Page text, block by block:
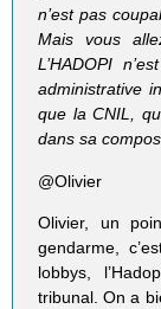
n’est pas
Mais vous
L’HADOPI
administrative
que la CNIL,
dans sa
@Olivier
Olivier, un
gendarme,
lobbys,
tribunal. On a